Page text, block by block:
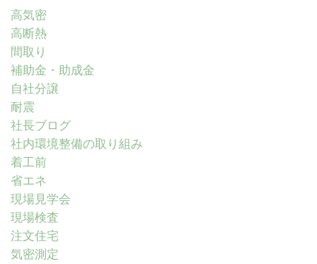
高気密
高断熱
間取り
補助金・助成金
自社分譲
耐震
社長ブログ
社内環境整備の取り組み
着工前
省エネ
現場見学会
現場検査
注文住宅
気密測定